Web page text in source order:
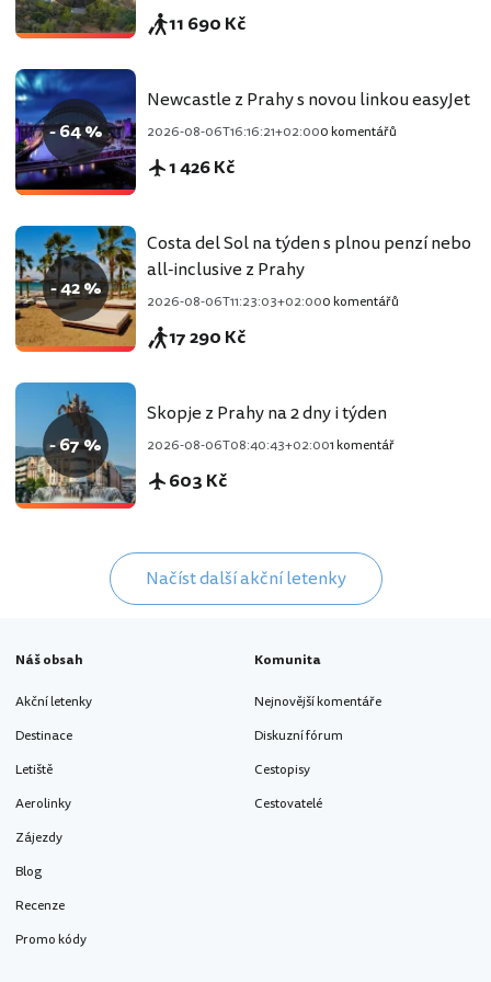
11 690 Kč
- 64 %
Newcastle z Prahy s novou linkou easyJet
2026-08-06T16:16:21+02:000 komentářů
1 426 Kč
- 42 %
Costa del Sol na týden s plnou penzí nebo
all-inclusive z Prahy
2026-08-06T11:23:03+02:000 komentářů
17 290 Kč
- 67 %
Skopje z Prahy na 2 dny i týden
2026-08-06T08:40:43+02:001 komentář
603 Kč
Načíst další akční letenky
Náš obsah
Akční letenky
Destinace
Letiště
Aerolinky
Zájezdy
Blog
Recenze
Promo kódy
Komunita
Nejnovější komentáře
Diskuzní fórum
Cestopisy
Cestovatelé